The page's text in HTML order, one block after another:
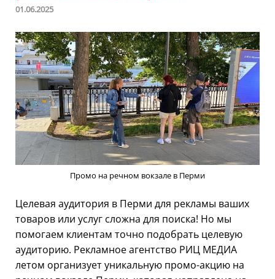
01.06.2025
Промо на речном вокзале в Перми
Целевая аудитория в Перми для рекламы ваших
товаров или услуг сложна для поиска! Но мы
помогаем клиентам точно подобрать целевую
аудиторию. Рекламное агентство РИЦ МЕДИА
летом организует уникальную промо-акцию на